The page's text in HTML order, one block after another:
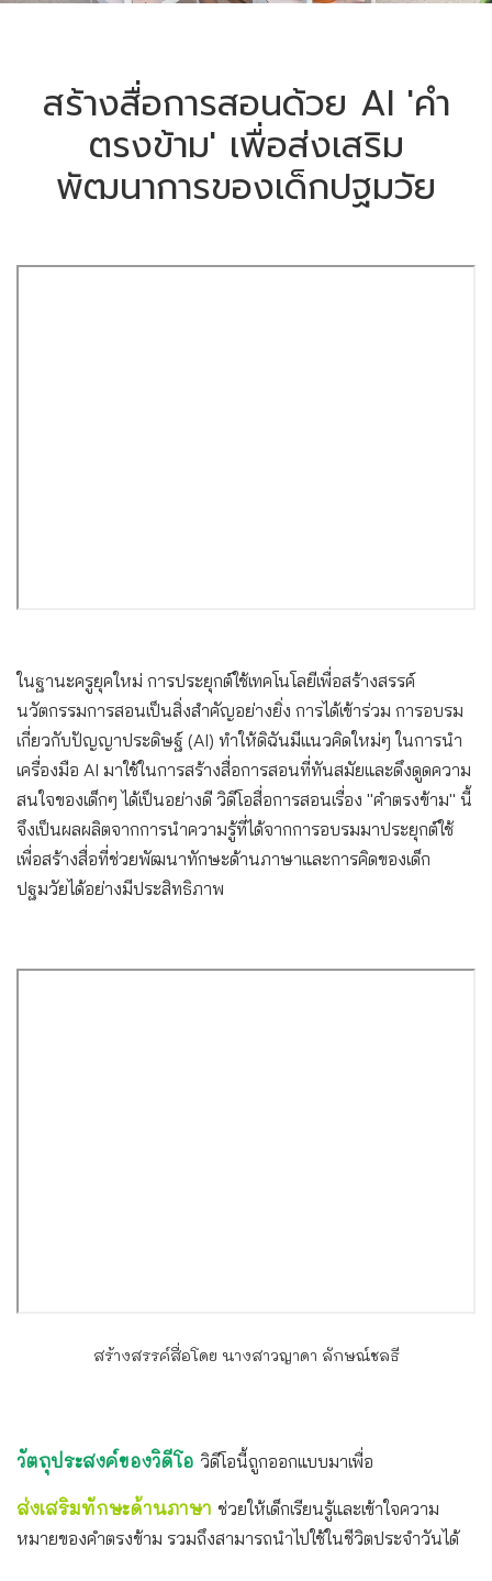
สร้างสื่อการสอนด้วย AI 'คำ
ตรงข้าม' เพื่อส่งเสริม
พัฒนาการของเด็กปฐมวัย
ในฐานะครูยุคใหม่ การประยุกต์ใช้เทคโนโลยีเพื่อสร้างสรรค์
นวัตกรรมการสอนเป็นสิ่งสำคัญอย่างยิ่ง การได้เข้าร่วม การอบรม
เกี่ยวกับปัญญาประดิษฐ์ (AI) ทำให้ดิฉันมีแนวคิดใหม่ๆ ในการนำ
เครื่องมือ AI มาใช้ในการสร้างสื่อการสอนที่ทันสมัยและดึงดูดความ
สนใจของเด็กๆ ได้เป็นอย่างดี วิดีโอสื่อการสอนเรื่อง "คำตรงข้าม" นี้
จึงเป็นผลผลิตจากการนำความรู้ที่ได้จากการอบรมมาประยุกต์ใช้
เพื่อสร้างสื่อที่ช่วยพัฒนาทักษะด้านภาษาและการคิดของเด็ก
ปฐมวัยได้อย่างมีประสิทธิภาพ
สร้างสรรค์สื่อโดย นางสาวญาดา ลักษณ์ชลธี
วัตถุประสงค์ของวิดีโอ วิดีโอนี้ถูกออกแบบมาเพื่อ
ส่งเสริมทักษะด้านภาษา ช่วยให้เด็กเรียนรู้และเข้าใจความ
หมายของคำตรงข้าม รวมถึงสามารถนำไปใช้ในชีวิตประจำวันได้